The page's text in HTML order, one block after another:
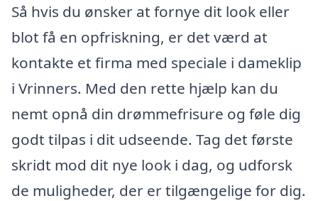
Så hvis du ønsker at fornye dit look eller
blot få en opfriskning, er det værd at
kontakte et firma med speciale i dameklip
i Vrinners. Med den rette hjælp kan du
nemt opnå din drømmefrisure og føle dig
godt tilpas i dit udseende. Tag det første
skridt mod dit nye look i dag, og udforsk
de muligheder, der er tilgængelige for dig.